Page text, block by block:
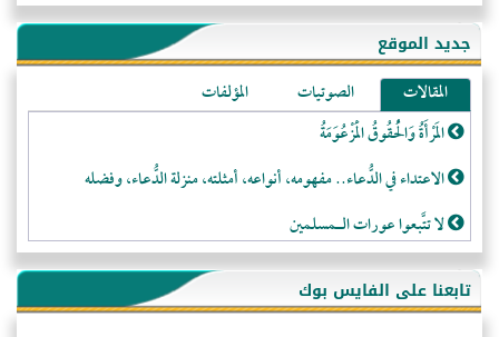
جديد الموقع
المقالات الصوتيات
المؤلفات
المَرْأَةُ وَالْحُقُوقُ الْمَزْعُوَمَةُ
الاعتداء في الدُّعاء.. مفهومه، أنواعه، أمثلته، منزلة الدُّعاء، وفضله
لا تتَّبعوا عورات الـمسلمين
فقه النَّصيحة عند الصَّحابة الكرام رضي الله عنهم
لَا عِزَّةَ إِلَّا بِالإِسْلَامِ
تابعنا على الفايس بوك